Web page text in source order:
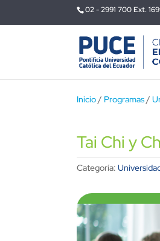
02 - 2991 700 Ext.
Inicio/ Programas/
Tai Chi y
Categoría: